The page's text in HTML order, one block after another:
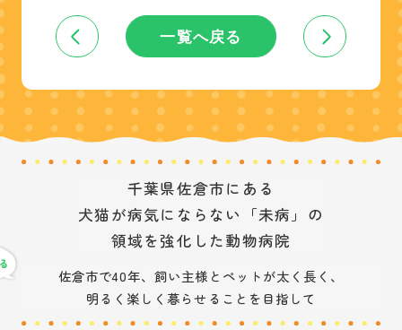
一覧へ戻る
千葉県佐倉市にある
犬猫が病気にならない「未病」の
領域を強化した動物病院
佐倉市で40年、飼い主様とペットが太く長く、
明るく楽しく暮らせることを目指して